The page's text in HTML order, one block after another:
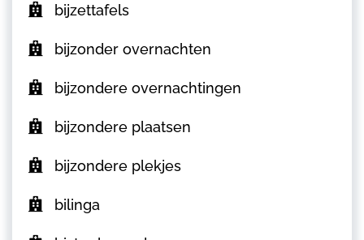
bijzettafels
bijzonder overnachten
bijzondere overnachtingen
bijzondere plaatsen
bijzondere plekjes
bilinga